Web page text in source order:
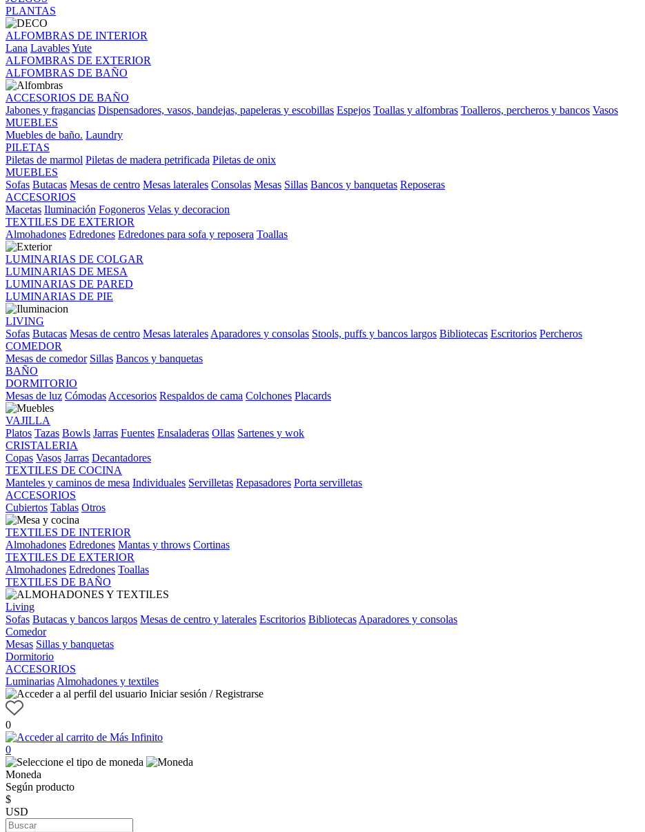
PLANTAS
ALFOMBRAS DE INTERIOR
Lana LavablesYute
ALFOMBRAS DE EXTERIOR
ALFOMBRAS DE BAÑO
ACCESORIOS DE BAÑO
Jabones y fragancias Dispensadores, vasos, bandejas, papeleras y escobillas Espejos Toallas y alfombras Toalleros, percheros y bancos Vasos
MUEBLES
Muebles de baño. Laundry
PILETAS
Piletas de marmol Piletas de madera petrificada Piletas de onix
MUEBLES
Sofas Butacas Mesas de centro Mesas laterales Consolas Mesas Sillas Bancos y banquetas Reposeras
ACCESORIOS
Macetas Iluminación Fogoneros Velas y decoracion
TEXTILES DE EXTERIOR
Almohadones Edredones Edredones para sofa y reposera Toallas
LUMINARIAS DE COLGAR
LUMINARIAS DE MESA
LUMINARIAS DE PARED
LUMINARIAS DE PIE
LIVING
Sofas Butacas Mesas de centro Mesas laterales Aparadores y consolas Stools, puffs y bancos largos Bibliotecas Escritorios Percheros
COMEDOR
Mesas de comedor Sillas Bancos y banquetas
BAÑO
DORMITORIO
Mesas de luz Cómodas Accesorios Respaldos de cama Colchones Placards
VAJILLA
Platos Tazas Bowls Jarras Fuentes Ensaladeras Ollas Sartenes y wok
CRISTALERIA
Copas Vasos Jarras Decantadores
TEXTILES DE COCINA
Manteles y caminos de mesa Individuales Servilletas Repasadores Porta servilletas
ACCESORIOS
Cubiertos Tablas Otros
TEXTILES DE INTERIOR
Almohadones Edredones Mantas y throws Cortinas
TEXTILES DE EXTERIOR
Almohadones Edredones Toallas
TEXTILES DE BAÑO
Living
Sofas Butacas y bancos largos Mesas de centro y laterales Escritorios Bibliotecas Aparadores y consolas
Comedor
Mesas Sillas y banquetas
Dormitorio
ACCESORIOS
Luminarias Almohadones y textiles
Iniciar sesión / Registrarse
0
0
Moneda
Según producto
$
USD